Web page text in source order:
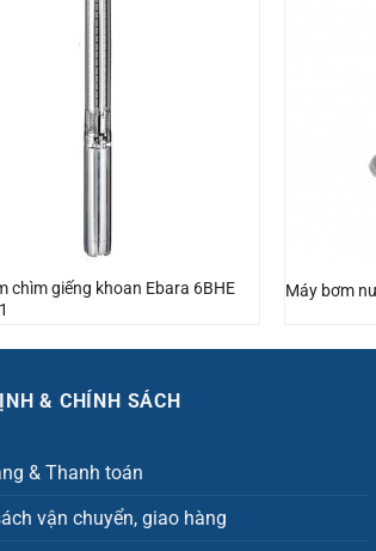
chìm giếng khoan Ebara 6BHE
Máy bơm
& CHÍNH SÁCH
& Thanh toán
vận chuyển, giao hàng